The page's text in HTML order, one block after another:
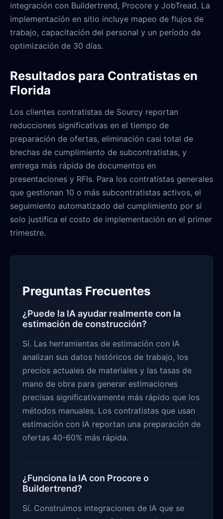
integración con Buildertrend, Procore y JobTread. La
implementación en sitio incluye mapeo de flujos de
trabajo, capacitación del personal y un período de
optimización de 30 días.
Resultados para Contratistas en
Florida
Los clientes contratistas de Sourcy reportan
reducciones significativas en el tiempo de
preparación de ofertas, eliminación casi total de
brechas de cumplimiento de subcontratistas, y
entrega más rápida de documentos en
presentaciones y RFIs. Para los contratistas generales
que gestionan 10 o más subcontratistas activos, el
seguimiento automatizado del cumplimiento por sí
solo justifica el costo de implementación en el primer
trimestre.
Preguntas Frecuentes
¿Puede la IA ayudar realmente con la
estimación de construcción?
Sí. Las herramientas de estimación con IA
analizan sus datos históricos de trabajo, los
precios actuales de materiales y las tasas de
mano de obra para generar estimaciones
precisas significativamente más rápido que los
métodos manuales. Los contratistas que usan
estimación con IA reportan una preparación de
ofertas 40-60% más rápida.
¿Funciona la IA con Procore o
Buildertrend?
Sí. Construimos integraciones de IA que se